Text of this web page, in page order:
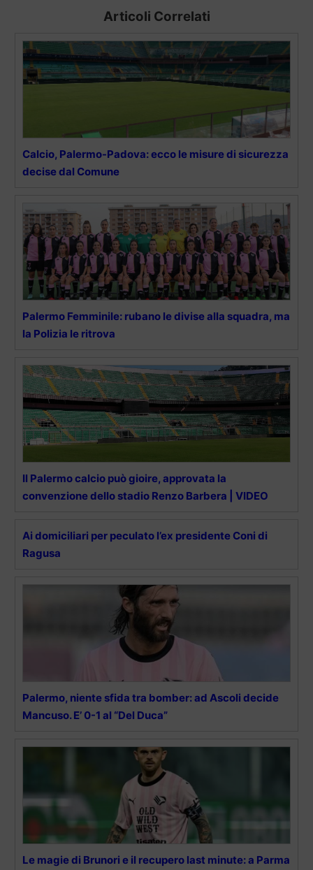
Articoli Correlati
Calcio, Palermo-Padova: ecco le misure di sicurezza
decise dal Comune
Palermo Femminile: rubano le divise alla squadra, ma
la Polizia le ritrova
Il Palermo calcio può gioire, approvata la
convenzione dello stadio Renzo Barbera | VIDEO
Ai domiciliari per peculato l’ex presidente Coni di
Ragusa
Palermo, niente sfida tra bomber: ad Ascoli decide
Mancuso. E’ 0-1 al “Del Duca”
Le magie di Brunori e il recupero last minute: a Parma